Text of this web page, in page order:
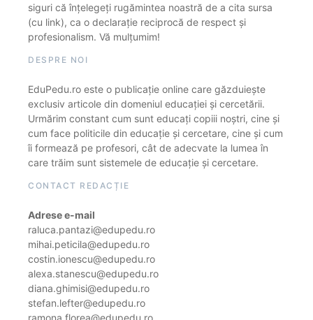
siguri că înțelegeți rugămintea noastră de a cita sursa
(cu link), ca o declarație reciprocă de respect și
profesionalism. Vă mulțumim!
DESPRE NOI
EduPedu.ro este o publicație online care găzduiește
exclusiv articole din domeniul educației și cercetării.
Urmărim constant cum sunt educați copiii noștri, cine și
cum face politicile din educație și cercetare, cine și cum
îi formează pe profesori, cât de adecvate la lumea în
care trăim sunt sistemele de educație și cercetare.
CONTACT REDACȚIE
Adrese e-mail
raluca.pantazi@edupedu.ro
mihai.peticila@edupedu.ro
costin.ionescu@edupedu.ro
alexa.stanescu@edupedu.ro
diana.ghimisi@edupedu.ro
stefan.lefter@edupedu.ro